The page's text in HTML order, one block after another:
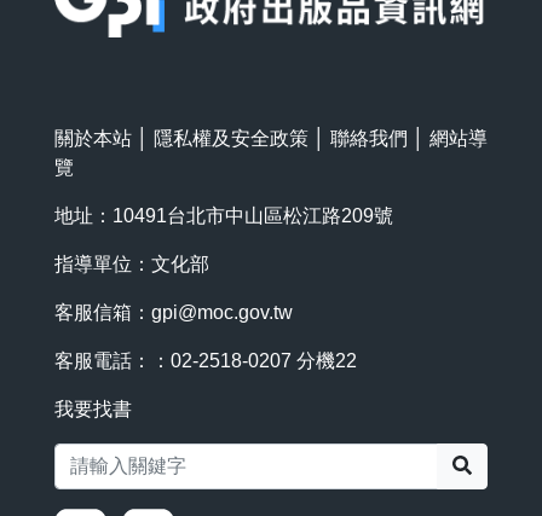
關於本站 隱私權及安全政策 聯絡我們
網站導
覽
地址：10491台北市中山區松江路209號
指導單位：文化部
客服信箱： gpi@moc.gov.tw
客服電話：：02-2518-0207 分機22
我要找書